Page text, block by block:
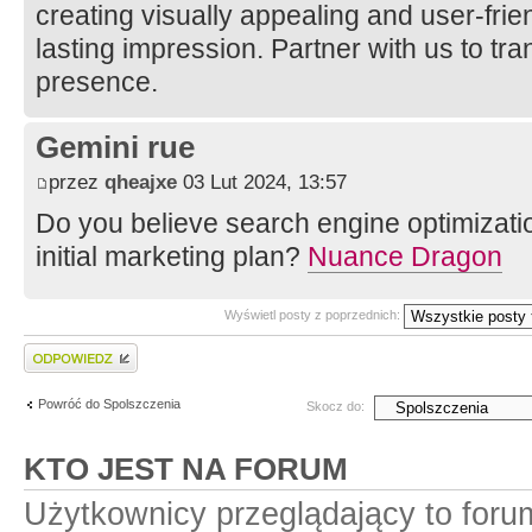
creating visually appealing and user-
lasting impression. Partner with us to
presence.
Gemini rue
przez qheajxe 03 Lut 2024, 13:57
Do you believe search engine
initial marketing plan? Nuance Dragon
Wyświetl posty z poprzednich:
Wyślij odpowiedź
Powróć do Spolszczenia Skocz do:
KTO JEST NA FORUM
Użytkownicy przeglądający to